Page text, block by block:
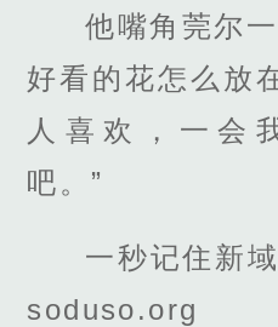
他嘴角莞尔
好看的花怎么放
人喜欢，一会
吧。”
一秒记住新
soduso.org